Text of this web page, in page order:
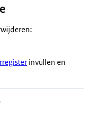
invullen en